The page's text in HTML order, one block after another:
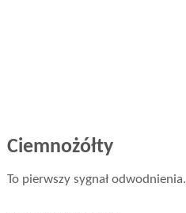
Ciemnożółty
To pierwszy sygnał odwodnienia.